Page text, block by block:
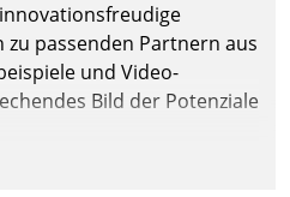
passenden Partnern aus
und Video-
Bild der Potenziale